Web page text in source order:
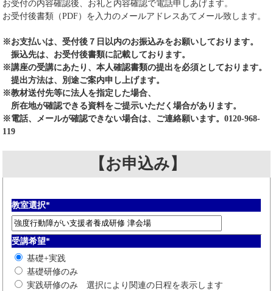
お受付の内容確認後、お礼と内容確認で電話申しあげます。
お受付後書類（PDF）を入力のメールアドレスあてメール致します。
※お支払いは、受付後７日以内のお振込みをお願いしております。
振込先は、お受付後書類に記載しております。
※講座の受講にあたり、本人確認書類の提出を必須としております。
提出方法は、別途ご案内申し上げます。
※教材送付先等に法人を指定した場合、
所在地が確認できる資料をご提示いただく場合があります。
※電話、メールが確認できない場合は、ご連絡願います。0120-968-
119
【お申込み】
教室選択*
受講希望*
基礎+実践
基礎研修のみ
実践研修のみ 選択により関連の日程を表示します